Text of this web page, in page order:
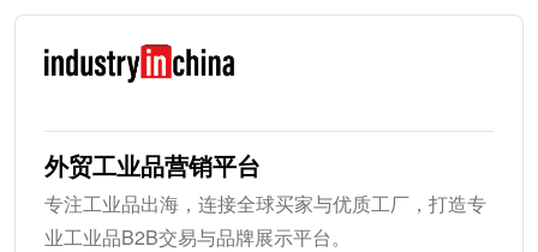
外贸工业品营销平台
专注工业品出海，连接全球买家与优质工厂，打造专
业工业品B2B交易与品牌展示平台。